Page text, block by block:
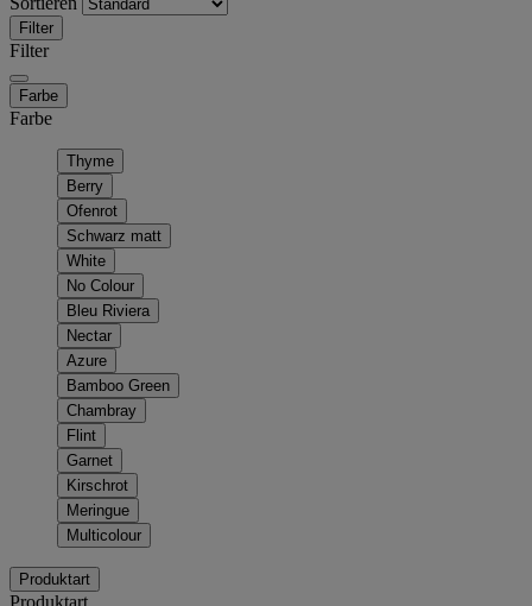
Filter
Filter
Farbe
Farbe
Thyme
Berry
Ofenrot
Schwarz matt
White
No Colour
Bleu Riviera
Nectar
Azure
Bamboo Green
Chambray
Flint
Garnet
Kirschrot
Meringue
Multicolour
Produktart
Produktart